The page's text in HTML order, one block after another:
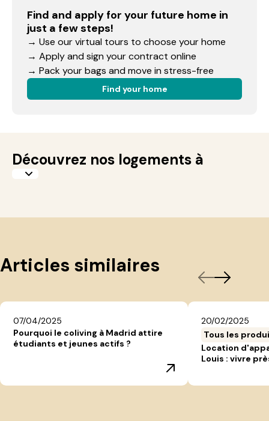
Find and apply for your future home in
just a few steps!
→ Use our virtual tours to choose your home
→ Apply and sign your contract online
→ Pack your bags and move in stress-free
Find your home
Découvrez nos logements à
Articles similaires
07/04/2025
Pourquoi le coliving à Madrid attire
étudiants et jeunes actifs ?
20/02/2025
Tous les
Location
Louis : vivre